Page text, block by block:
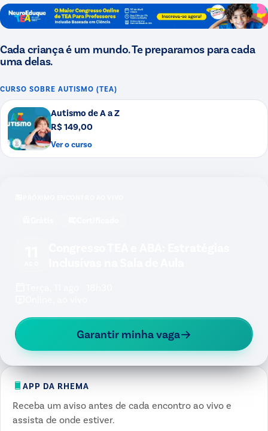
Cada criança é um mundo. Te preparamos para cada
uma delas.
CURSO SOBRE AUTISMO (TEA)
Autismo de A a Z
R$ 149,00
Ver o curso
Garantir minha vaga
APP DA RHEMA
Receba um aviso antes de cada encontro ao vivo e
assista de onde estiver.